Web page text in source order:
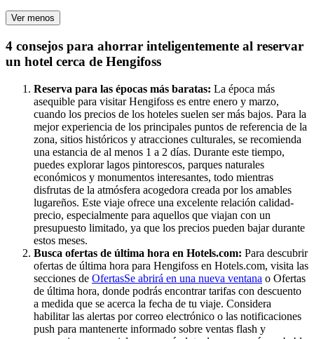
Ver menos
4 consejos para ahorrar inteligentemente al reservar
un hotel cerca de Hengifoss
Reserva para las épocas más baratas: La época más
asequible para visitar Hengifoss es entre enero y marzo,
cuando los precios de los hoteles suelen ser más bajos. Para la
mejor experiencia de los principales puntos de referencia de la
zona, sitios históricos y atracciones culturales, se recomienda
una estancia de al menos 1 a 2 días. Durante este tiempo,
puedes explorar lagos pintorescos, parques naturales
económicos y monumentos interesantes, todo mientras
disfrutas de la atmósfera acogedora creada por los amables
lugareños. Este viaje ofrece una excelente relación calidad-
precio, especialmente para aquellos que viajan con un
presupuesto limitado, ya que los precios pueden bajar durante
estos meses.
Busca ofertas de última hora en Hotels.com: Para descubrir
ofertas de última hora para Hengifoss en Hotels.com, visita las
secciones de OfertasSe abrirá en una nueva ventana o Ofertas
de última hora, donde podrás encontrar tarifas con descuento
a medida que se acerca la fecha de tu viaje. Considera
habilitar las alertas por correo electrónico o las notificaciones
push para mantenerte informado sobre ventas flash y